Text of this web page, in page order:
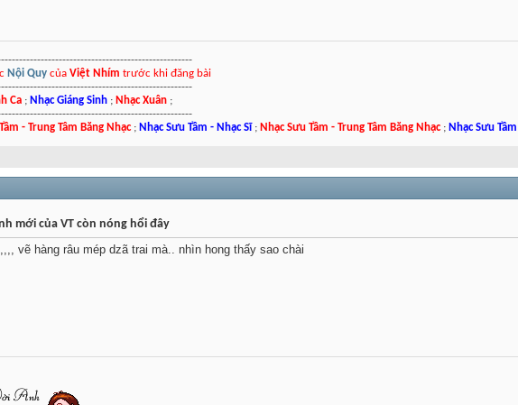
Nội Quy của Việt Nhím trước khi đăng bài
Ca ; Nhạc Giáng Sinh ; Nhạc Xuân ;
- Trung Tâm Băng Nhạc ; Nhạc Sưu Tầm - Nhạc Sĩ ; Nhạc Sưu Tầm - Trung Tâm Băng Nhạc ; Nhạc Sưu
mới của VT còn nóng hổi đây
vẽ hàng râu mép dzã trai mà.. nhìn hong thấy sao chài